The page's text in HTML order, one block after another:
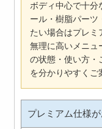
ボディ中心で十分
ール・樹脂パーツ
たい場合はプレミ
無理に高いメニュ
の状態・使い方・
を分かりやすくご
プレミアム仕様